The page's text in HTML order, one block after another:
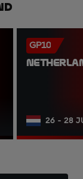
GP10
26 - 28